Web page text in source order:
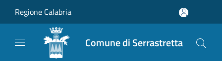
Regione Calabria
Comune di Serrastretta